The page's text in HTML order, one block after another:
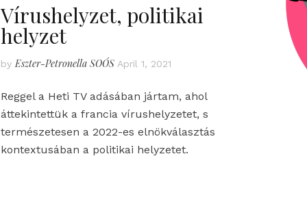
Vírushelyzet, politikai
helyzet
by Eszter-Petronella SOÓS April 1, 2021
Reggel a Heti TV adásában jártam, ahol
áttekintettük a francia vírushelyzetet, s
természetesen a 2022-es elnökválasztás
kontextusában a politikai helyzetet.